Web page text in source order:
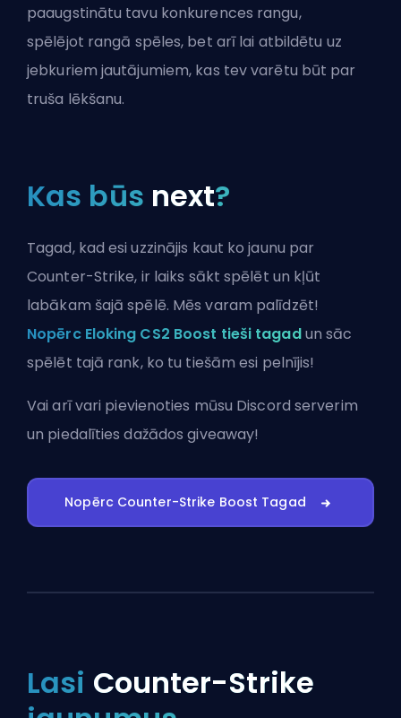
paaugstinātu tavu konkurences rangu,
spēlējot rangā spēles, bet arī lai atbildētu uz
jebkuriem jautājumiem, kas tev varētu būt par
truša lēkšanu.
Kas būs next?
Tagad, kad esi uzzinājis kaut ko jaunu par
Counter-Strike, ir laiks sākt spēlēt un kļūt
labākam šajā spēlē. Mēs varam palīdzēt!
Nopērc Eloking CS2 Boost tieši tagadun sāc
spēlēt tajā rank, ko tu tiešām esi pelnījis!
Vai arī vari pievienoties mūsu Discord serverim
un piedalīties dažādos giveaway!
Nopērc Counter-Strike Boost Tagad
Lasi Counter-Strike